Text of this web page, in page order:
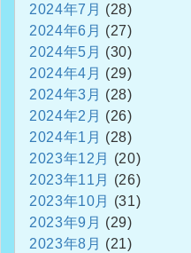
2024年7月 (28)
2024年6月 (27)
2024年5月 (30)
2024年4月 (29)
2024年3月 (28)
2024年2月 (26)
2024年1月 (28)
2023年12月
(20)
2023年11月
(26)
2023年10月
(31)
2023年9月 (29)
2023年8月 (21)